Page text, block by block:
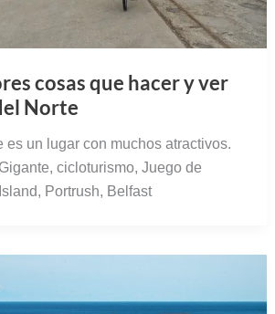
cosas que hacer y ver
Norte
es un lugar con muchos atractivos.
cicloturismo, Juego de
Portrush, Belfast